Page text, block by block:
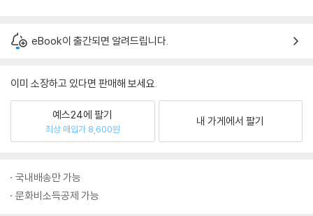
eBook이 출간되면 알려드립니다.
이미 소장하고 있다면 판매해 보세요.
예스24에 팔기
최상 매입가 8,600원
내 가게에서 팔기
국내배송만 가능
문화비소득공제 가능